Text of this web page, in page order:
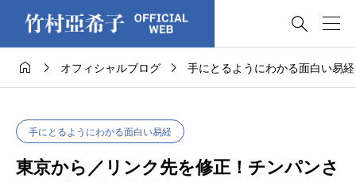

  オフィシャルブログ  手にとるようにわかる面白い易経
手にとるようにわかる面白い易経
東京から／リンク先を修正！チンパンさ